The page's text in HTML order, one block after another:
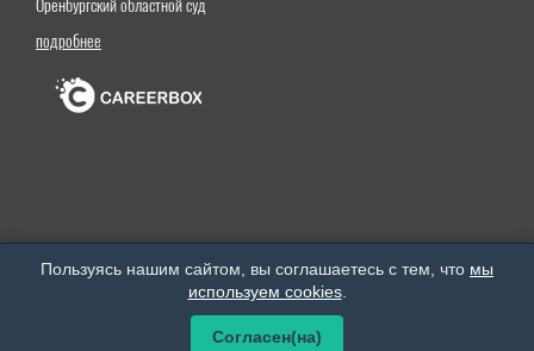
Оренбургский областной суд
подробнее
Пользуясь нашим сайтом, вы соглашаетесь с тем, что мы
используем cookies.
Согласен(на)
Оренбургский институт (филиал) федерального государственного бюджетного образовательного
учреждения высшего образования «Московский государственный юридический университет
Все права защищены. © 2026 год.